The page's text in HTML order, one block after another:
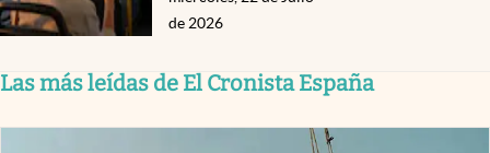
de 2026
Las más leídas de El Cronista España